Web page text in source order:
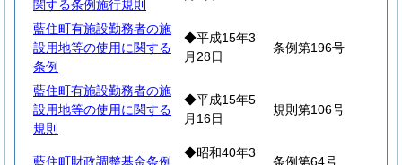
関する条例施行規則
藍住町有施設勤務者の施
設用地等の使用に関する
条例
◆平成15年3
月28日
条例第196号
藍住町有施設勤務者の施
設用地等の使用に関する
規則
◆平成15年5
月16日
規則第106号
藍住町財政調整基金条例
◆昭和40年3
条例第64号